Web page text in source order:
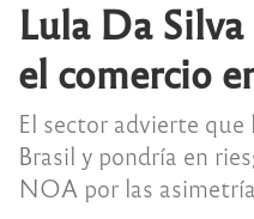
Lula Da
el comercio
El sector advierte que
Brasil y pondría en
NOA por las